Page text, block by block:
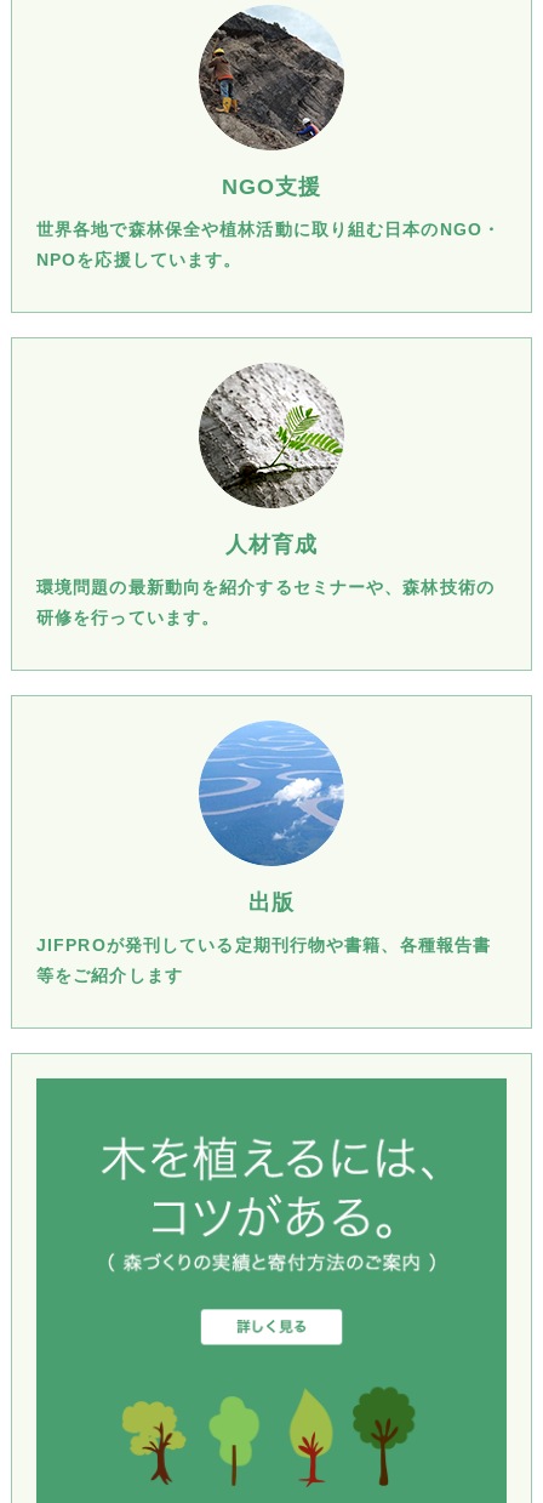
NGO支援
世界各地で森林保全や植林活動に取り組む日本のNGO・
NPOを応援しています。
人材育成
環境問題の最新動向を紹介するセミナーや、森林技術の
研修を行っています。
出版
JIFPROが発刊している定期刊行物や書籍、各種報告書
等をご紹介します